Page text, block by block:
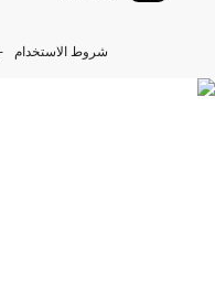
شروط الاستخدام